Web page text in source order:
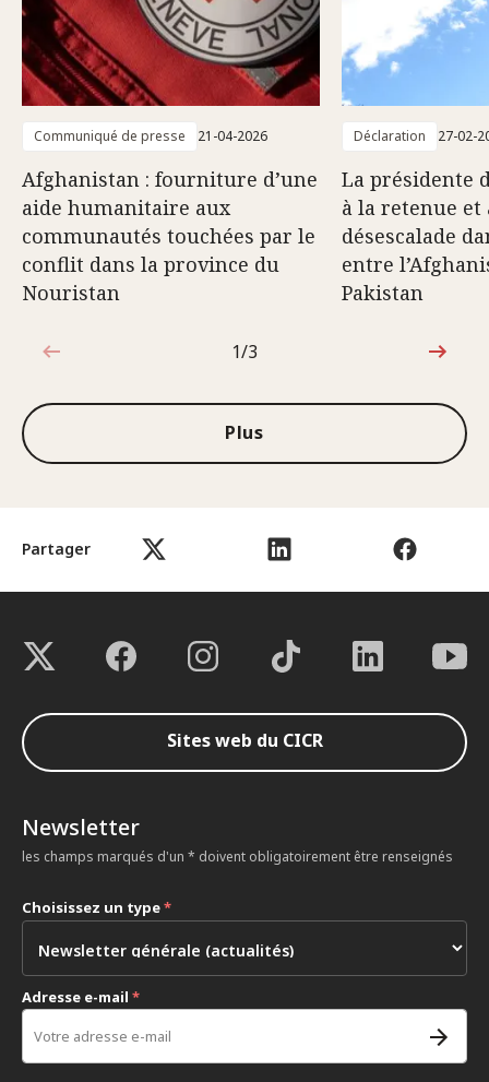
Partager
Communiqué de presse 21-04-2026
Afghanistan : fourniture d’une
aide humanitaire aux
communautés touchées par le
conflit dans la province du
Nouristan
Déclaration 27-02-
La présidente
à la retenue et
désescalade
entre
Pakistan
1sur3
1/3
Plus
Sites web du CICR
Newsletter
les champs marqués d'un * doivent obligatoirement être renseignés
Choisissez un type*
Adresse e-mail *